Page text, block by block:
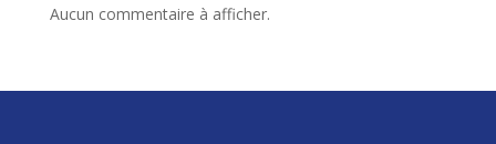
Aucun commentaire à afficher.